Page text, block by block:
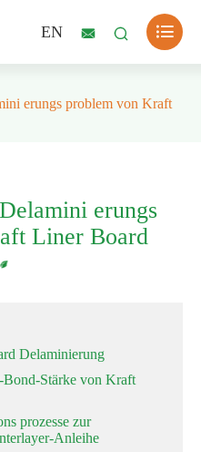
EN   
erungs problem von Kraft
erungs
Liner Board
Delaminierung
Bond-Stärke von Kraft
prozesse zur
Anleihe